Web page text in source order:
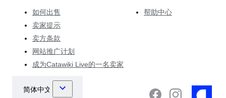
如何出售
卖家提示
卖方条款
网站推广计划
成为Catawiki Live的一名卖家
帮助中心